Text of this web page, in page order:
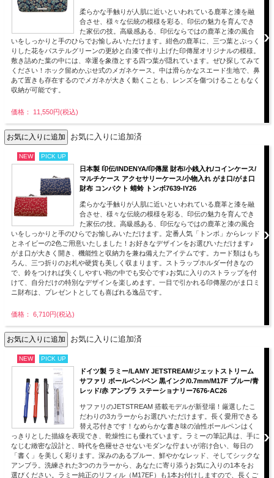
柔らかな手触りが人肌に近いといわれている鹿革と漆を融
合させ、様々な伝統の模様を彩る、印伝の魅力を育んでき
た家伝の技。高級感ある、印伝ならではの鹿革と漆の風合
いをしっかりと手のひらでお愉しみいただけます。紺色の鹿革に、三つ葉とぷっく
りした花をパステルグリーンの更紗と白漆で作り上げた印傳屋オリジナルの模様。
敷き詰めた葉の中には、幸運を象徴とする四つ葉が隠れています。ぜひ探してみて
ください！ホック留めかぶせ式のメガネケース。中は滑らかなスエード生地で、鼻
あて置きも存在するのでメガネが大きく動くことも、レンズを傷つけることもなく
収納が可能です。
価格： 11,550円(税込)
お気に入りに追加済
NEW PICK UP
日本製 印伝/INDENYA/印傳屋 財布/小銭入れ/コインケース/
マルチケース アクセサリーケース/小物入れ がま口/がま口
財布 コンパクト 蜻蛉 トンボ7639-IY26
柔らかな手触りが人肌に近いといわれている鹿革と漆を融
合させ、様々な伝統の模様を彩る、印伝の魅力を育んでき
た家伝の技。高級感ある、印伝ならではの鹿革と漆の風合
いをしっかりと手のひらでお愉しみいただけます。定番人気「トンボ」からレッド
とネイビーの2色ご用意いたしました！お好きなデザインをお選びいただけます♪
がま口が大きく開き、機能性と収納力を兼ね備えたアイテムです。カード類はもち
ろん、三つ折りのお札や硬貨も美しく収まります。ストラップホルダー付きなの
で、鈴をつければ失くしやすい鞄の中でも安心です♪お気に入りのストラップを付
けて、自分だけの特別なデザインを楽しめます。一目で引かれる印傳屋のがま口ミ
ニ財布は、プレゼントとしても喜ばれる逸品です。
価格： 6,710円(税込)
お気に入りに追加済
NEW PICK UP
ドイツ製 ラミー/LAMY JETSTREAM/ジェットストリーム
サファリ ボールペン/ペン 黒インク/0.7mm/M17F ブルー/青
レッド/赤 アンブラ ステーショナリー7676-AC26
サファリのJETSTREAM 搭載モデルが新登場！厳選したこ
だわりの3カラーからお選びいただけます。長く愛用できる
替え芯付きです！なめらかな書き味の油性ボールペンはく
っきりとした描線を表現でき、乾燥性にも優れています。ラミーの筆記具は、手に
なじむ緻密な設計と、時代を色褪せさせないモダンな佇まいが溶け合い、毎日の
「書く」を美しく彩ります。深みのあるブルー、鮮やかなレッド、そしてシックな
アンブラ。洗練された3つのカラーから、あなたに寄り添うお気に入りの1本をお
選びください。ラミー純正のリフィル（M17EF）も1本お付けしますので、長くご